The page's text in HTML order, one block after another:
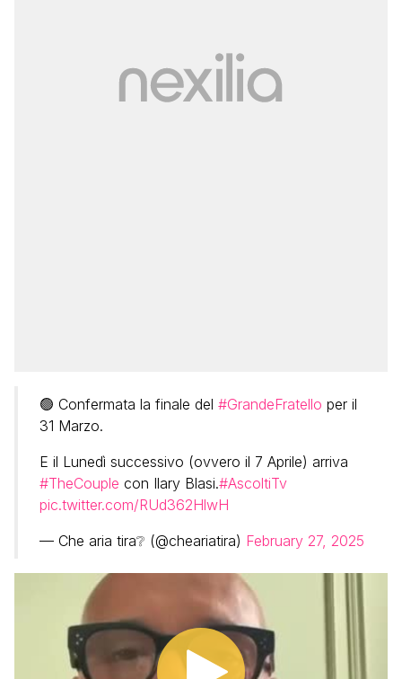
🟢 Confermata la finale del #GrandeFratello per il
31 Marzo.
E il Lunedì successivo (ovvero il 7 Aprile) arriva
#TheCouple con Ilary Blasi.#AscoltiTv
pic.twitter.com/RUd362HlwH
— Che aria tira❔ (@cheariatira) February 27, 2025